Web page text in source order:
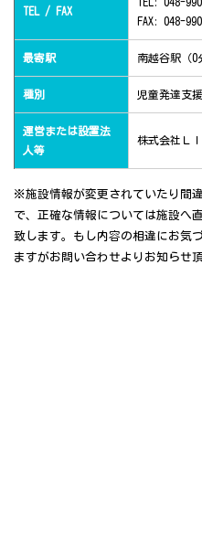
TEL / FAX
FAX: 048-
最寄駅 南越谷駅（0
種別 児童発達支
運営または設置法
人等
株式会社Ｌ
※施設情報が変更されていたり間
で、正確な情報については施設へ
致します。もし内容の相違にお気
ますがお問い合わせよりお知らせ